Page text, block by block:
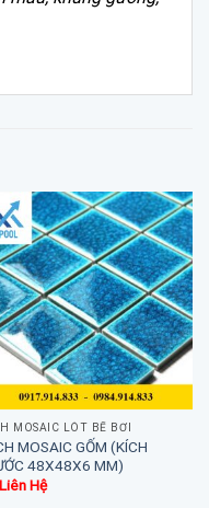
MOSAIC LÓT BỂ BƠI
MOSAIC GỐM (KÍCH
48X48X6 MM)
Hệ